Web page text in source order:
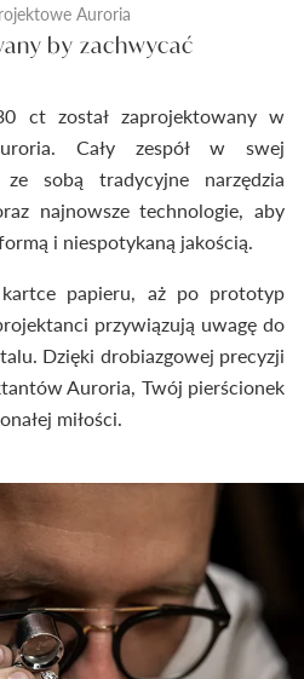
Auroria
by zachwycać
ct został zaprojektowany w
Cały zespół w swej
sobą tradycyjne narzędzia
najnowsze technologie, aby
i niespotykaną jakością.
papieru, aż po prototyp
przywiązują uwagę do
Dzięki drobiazgowej precyzji
Auroria, Twój pierścionek
miłości.